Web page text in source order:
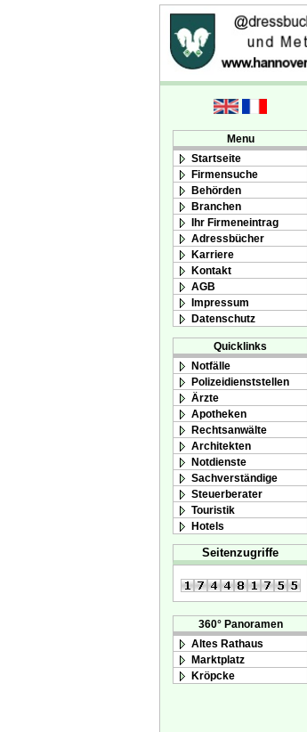
Menu
Startseite
Firmensuche
Behörden
Branchen
Ihr Firmeneintrag
Adressbücher
Karriere
Kontakt
AGB
Impressum
Datenschutz
Quicklinks
Notfälle
Polizeidienststellen
Ärzte
Apotheken
Rechtsanwälte
Architekten
Notdienste
Sachverständige
Steuerberater
Touristik
Hotels
Seitenzugriffe
360° Panoramen
Altes Rathaus
Marktplatz
Kröpcke